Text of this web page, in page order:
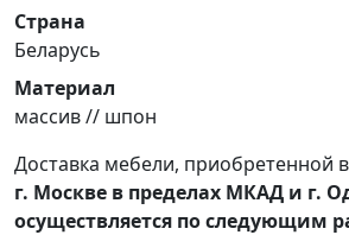
Страна
Беларусь
Материал
массив // шпон
Доставка мебели, приобретенной
г. Москве в пределах МКАД и г.
осуществляется по следующим